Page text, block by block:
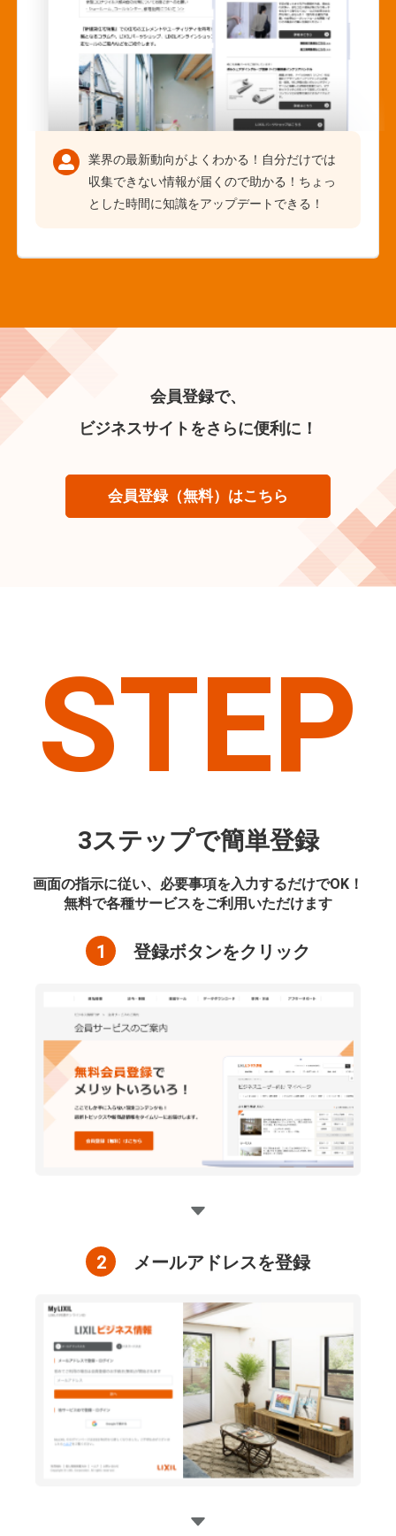
業界の最新動向がよくわかる！自分だけでは
収集できない情報が届くので助かる！ちょっ
とした時間に知識をアップデートできる！
会員登録で、
ビジネスサイトをさらに便利に！
会員登録（無料）はこちら
STEP
3ステップで簡単登録
画面の指示に従い、必要事項を入力するだけでOK！
無料で各種サービスをご利用いただけます
1 登録ボタンをクリック
2 メールアドレスを登録